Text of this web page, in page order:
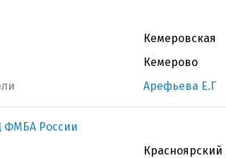
Кемеровская
Кемерово
Арефьева Е.Г
России
Красноярский